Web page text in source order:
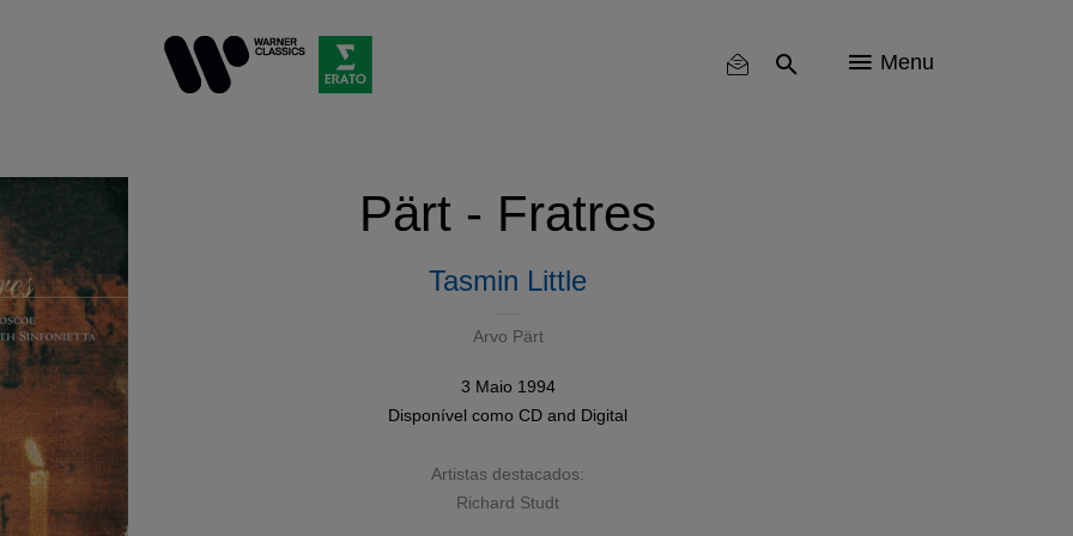
Menu
Pärt - Fratres
Tasmin Little
Arvo Pärt
3 Maio 1994
Disponível como CD and Digital
Artistas destacados:
Richard Studt